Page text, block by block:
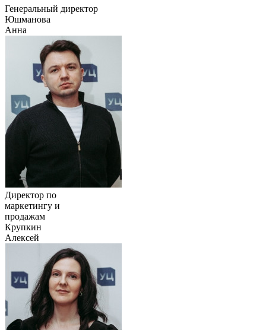
Генеральный директор
Юшманова
Анна
Директор по
маркетингу и
продажам
Крупкин
Алексей